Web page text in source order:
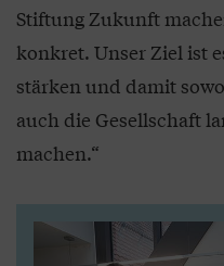
Stiftung Zukunft
konkret. Unser Ziel ist
stärken und damit
auch die Gesellschaft
machen.“